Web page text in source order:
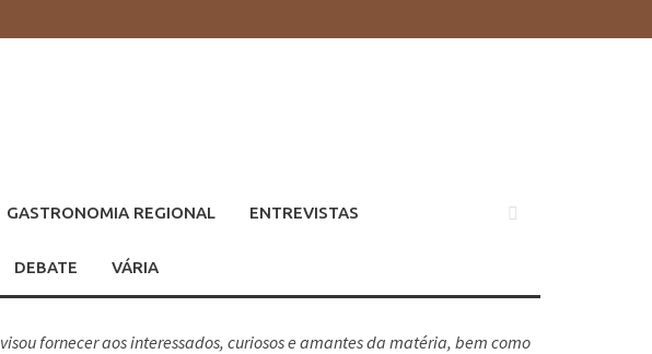
GASTRONOMIA REGIONAL ENTREVISTAS
DEBATE VÁRIA
fornecer aos interessados, curiosos e amantes da matéria, bem como